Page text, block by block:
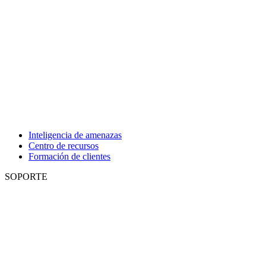
Inteligencia de amenazas
Centro de recursos
Formación de clientes
SOPORTE